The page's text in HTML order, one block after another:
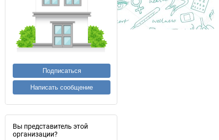
Подписаться
Написать сообщение
Вы представитель этой
организации?